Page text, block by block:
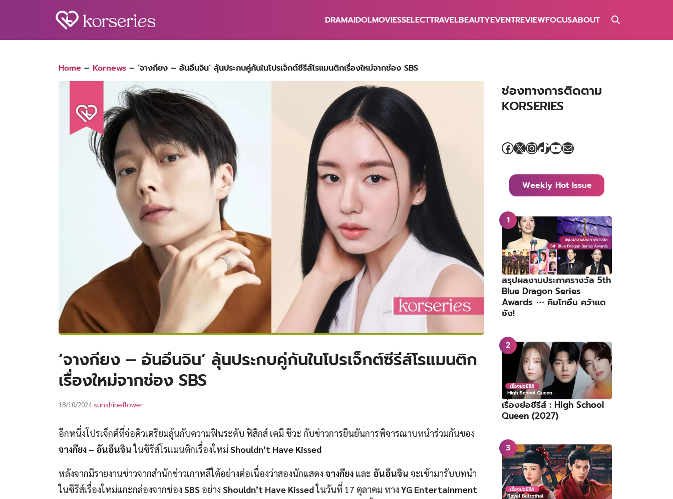
DRAMAIDOLMOVIESSELECTTRAVELBEAUTYEVENTREVIEWFOCUSABOUT
Home – Kornews – ‘จางกียง – อันอึนจิน’ ลุ้นประกบคู่กันในโปรเจ็กต์ซีรีส์โรแมนติกเรื่องใหม่จากช่อง SBS
‘จางกียง – อันอึนจิน’ ลุ้นประกบคู่กันในโปรเจ็กต์ซีรีส์โรแมนติก
เรื่องใหม่จากช่อง SBS
18/10/2024 sunshineflower
อีกหนึ่งโปรเจ็กต์ที่จ่อคิวเตรียมลุ้นกับความฟินระดับ ฟิสิกส์ เคมี ชีวะ กับข่าวการยืนยันการพิจารณาบทนำร่วมกันของ
จางกียง – อันอึนจินในซีรีส์โรแมนติกเรื่องใหม่ Shouldn’t Have Kissed
หลังจากมีรายงานข่าวจากสำนักข่าวเกาหลีใต้อย่างต่อเนื่องว่าสองนักแสดง จางกียง และ อันอึนจิน จะเข้ามารับบทนำ
ในซีรีส์เรื่องใหม่แกะกล่องจากช่อง SBS อย่าง Shouldn’t Have Kissedในวันที่ 17 ตุลาคม ทาง YG Entertainment
ช่องทางการติดตาม
KORSERIES
Facebook
X Instagram
TikTok
YouTube
Mail
Weekly Hot Issue
สรุปผลงานประกาศรางวัล 5th
Blue Dragon Series
Awards ⋯ คิมโกอึน คว้าแด
ซัง!
เรื่องย่อซีรีส์ : High School
Queen (2027)